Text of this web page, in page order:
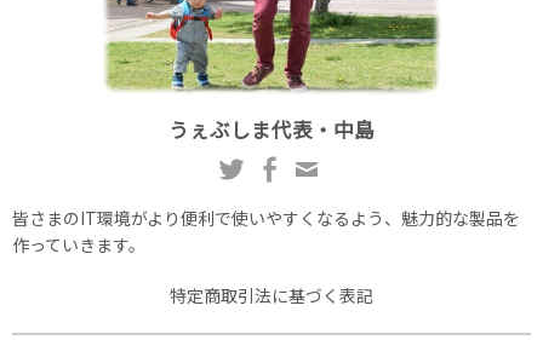
うぇぶしま代表・中島
皆さまのIT環境がより便利で使いやすくなるよう、魅力的な製品を
作っていきます。
特定商取引法に基づく表記